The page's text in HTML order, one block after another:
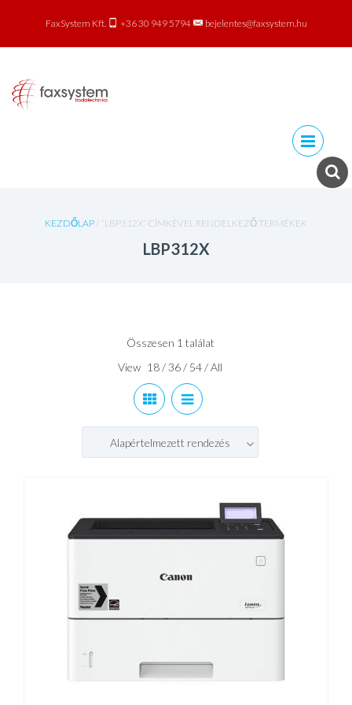
FaxSystem Kft. +36 30 949 5794 bejelentes@faxsystem.hu
Skip to
content
KEZDŐLAP/ “LBP312X” CÍMKÉVEL RENDELKEZŐ TERMÉKEK
LBP312X
Összesen 1 találat
View 18/36/ 54/All
Alapértelmezett rendezés